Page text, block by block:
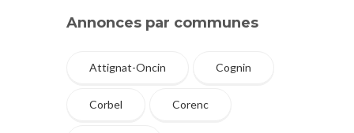
Annonces par communes
Attignat-Oncin Cognin
Corbel Corenc